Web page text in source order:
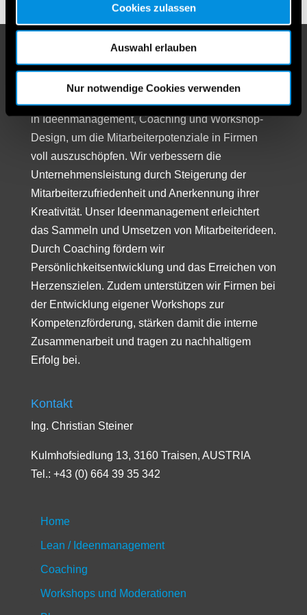
Cookies zulassen
Auswahl erlauben
Nur notwendige Cookies verwenden
IdeenTEAM GesmbH
Unser in Niederösterreich ansässiges
in Ideenmanagement, Coaching und Workshop-
Design, um die Mitarbeiterpotenziale in Firmen
voll auszuschöpfen. Wir verbessern die
Unternehmensleistung durch Steigerung der
Mitarbeiterzufriedenheit und Anerkennung ihrer
Kreativität. Unser Ideenmanagement erleichtert
das Sammeln und Umsetzen von Mitarbeiterideen.
Durch Coaching fördern wir
Persönlichkeitsentwicklung und das Erreichen von
Herzenszielen. Zudem unterstützen wir Firmen bei
der Entwicklung eigener Workshops zur
Kompetenzförderung, stärken damit die interne
Zusammenarbeit und tragen zu nachhaltigem
Erfolg bei.
Kontakt
Ing. Christian Steiner
Kulmhofsiedlung 13, 3160 Traisen, AUSTRIA
Tel.: +43 (0) 664 39 35 342
Home
Lean / Ideenmanagement
Coaching
Workshops und Moderationen